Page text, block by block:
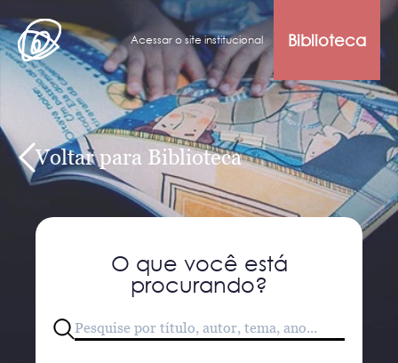
Acessar o site institucional Biblioteca
Voltar para Biblioteca
O que você está
procurando?